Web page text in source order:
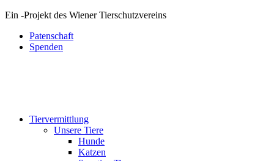
Ein -Projekt des Wiener Tierschutzvereins
Patenschaft
Spenden
Tiervermittlung
Unsere Tiere
Hunde
Katzen